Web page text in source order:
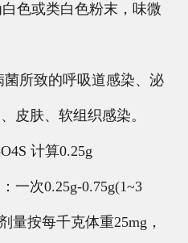
色或类白色粉末，味微
菌所致的呼吸道感染、泌
皮肤、软组织感染。
计算0.25g
一次0.25g-0.75g(1~3
量按每千克体重25mg，